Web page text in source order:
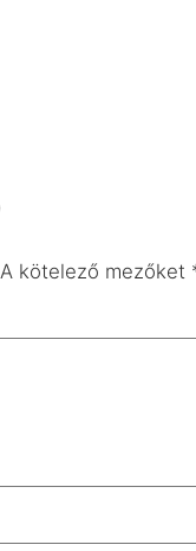
A kötelező mezőket